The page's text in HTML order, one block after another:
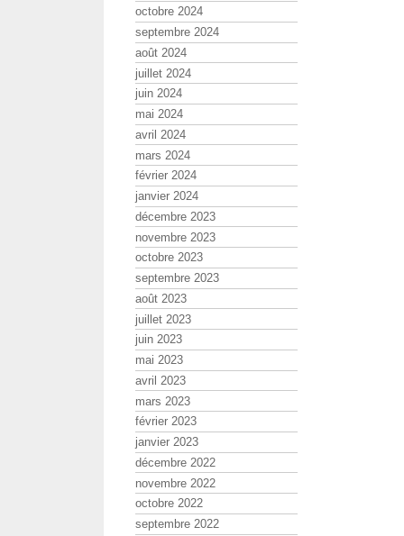
octobre 2024
septembre 2024
août 2024
juillet 2024
juin 2024
mai 2024
avril 2024
mars 2024
février 2024
janvier 2024
décembre 2023
novembre 2023
octobre 2023
septembre 2023
août 2023
juillet 2023
juin 2023
mai 2023
avril 2023
mars 2023
février 2023
janvier 2023
décembre 2022
novembre 2022
octobre 2022
septembre 2022